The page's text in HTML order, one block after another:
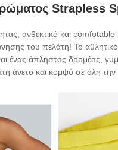
Strapless
ανθεκτικό και
του πελάτη! Το αθλητικό
ένας άπληστος δρομέας,
άνετο και κομψό σε όλη